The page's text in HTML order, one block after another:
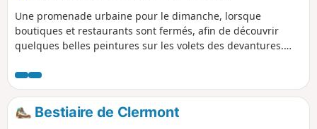
Une promenade urbaine pour le dimanche, lorsque
boutiques et restaurants sont fermés, afin de découvrir
quelques belles peintures sur les volets des devantures.
murales du centre historique de Clermont.
Bestiaire de Clermont